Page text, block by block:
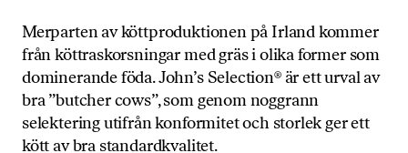
Merparten av köttproduktionen på Irland kommer
från köttraskorsningar med gräs i olika former som
dominerande föda. John’s Selection® är ett urval av
bra ”butcher cows”, som genom noggrann
selektering utifrån konformitet och storlek ger ett
kött av bra standardkvalitet.